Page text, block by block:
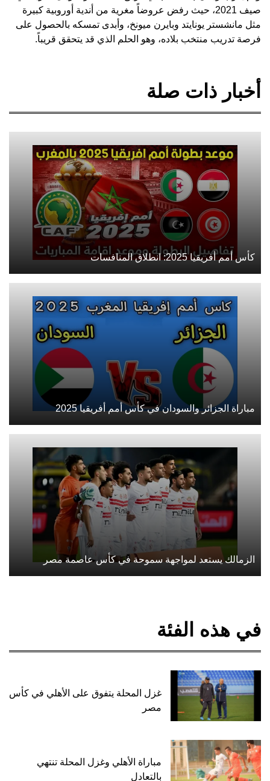
صيف 2021، حيث رفض عروضاً مغرية من أندية أوروبية كبيرة
مثل مانشستر يونايتد وبايرن ميونخ، وأبدى تمسكه بالحصول على
فرصة تدريب منتخب بلاده، وهو الحلم الذي قد يتحقق قريباً.
أخبار ذات صلة
كأس أمم أفريقيا 2025: انطلاق المنافسات
مباراة الجزائر والسودان في كأس أمم أفريقيا 2025
الزمالك يستعد لمواجهة سموحة في كأس عاصمة مصر
في هذه الفئة
غزل المحلة يتفوق على الأهلي في كأس
مصر
مباراة الأهلي وغزل المحلة تنتهي
بالتعادل